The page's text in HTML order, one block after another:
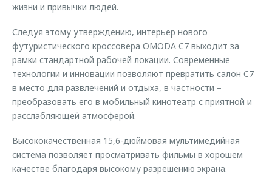
жизни и привычки людей.
Следуя этому утверждению, интерьер нового
футуристического кроссовера OMODA C7 выходит за
рамки стандартной рабочей локации. Современные
технологии и инновации позволяют превратить салон C7
в место для развлечений и отдыха, в частности –
преобразовать его в мобильный кинотеатр с приятной и
расслабляющей атмосферой.
Высококачественная 15,6-дюймовая мультимедийная
система позволяет просматривать фильмы в хорошем
качестве благодаря высокому разрешению экрана.